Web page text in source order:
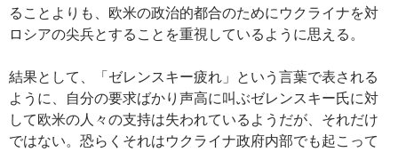
ることよりも、欧米の政治的都合のためにウクライナを対
ロシアの尖兵とすることを重視しているように思える。
結果として、「ゼレンスキー疲れ」という言葉で表される
ように、自分の要求ばかり声高に叫ぶゼレンスキー氏に対
して欧米の人々の支持は失われているようだが、それだけ
ではない。恐らくそれはウクライナ政府内部でも起こって